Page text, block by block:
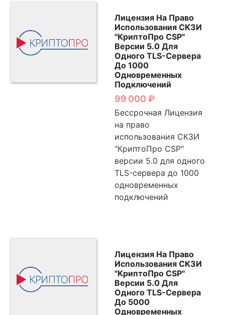
Лицензия На Право
Использования СКЗИ
"КриптоПро CSP"
Версии 5.0 Для
Одного TLS-Сервера
До 1000
Одновременных
Подключений
99 000 ₽
Бессрочная Лицензия
на право
использования СКЗИ
"КриптоПро CSP"
версии 5.0 для одного
TLS-сервера до 1000
одновременных
подключений
Лицензия На Право
Использования СКЗИ
"КриптоПро CSP"
Версии 5.0 Для
Одного TLS-Сервера
До 5000
Одновременных